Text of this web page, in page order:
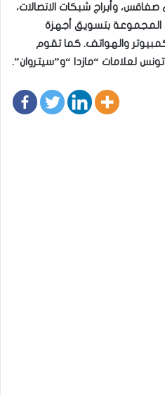
وأبراج شبكات الاتصالات،
في عام 1992، قامت المجموعة بتسويق أجهزة
والهواتف. كما تقوم
لعلامات “مازدا “و”سيتروان”.